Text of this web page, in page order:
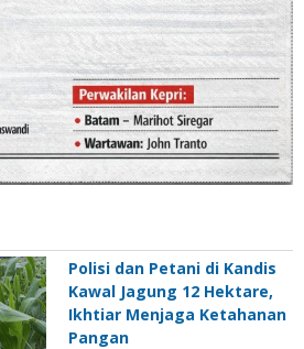
Polisi dan Petani di Kandis
Kawal Jagung 12 Hektare,
Ikhtiar Menjaga Ketahanan
Pangan